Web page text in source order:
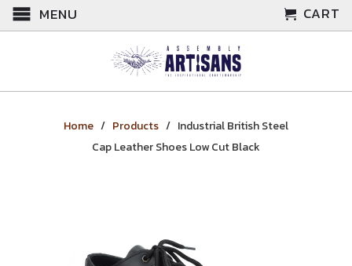
MENU CART
Home / Products / Industrial British Steel
Cap Leather Shoes Low Cut Black